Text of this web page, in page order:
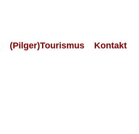
(Pilger)Tourismus Kontakt